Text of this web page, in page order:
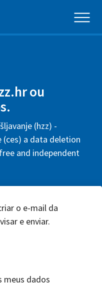
ou
(hzz) -
a data deletion
and independent
o e-mail da
e enviar.
meus dados